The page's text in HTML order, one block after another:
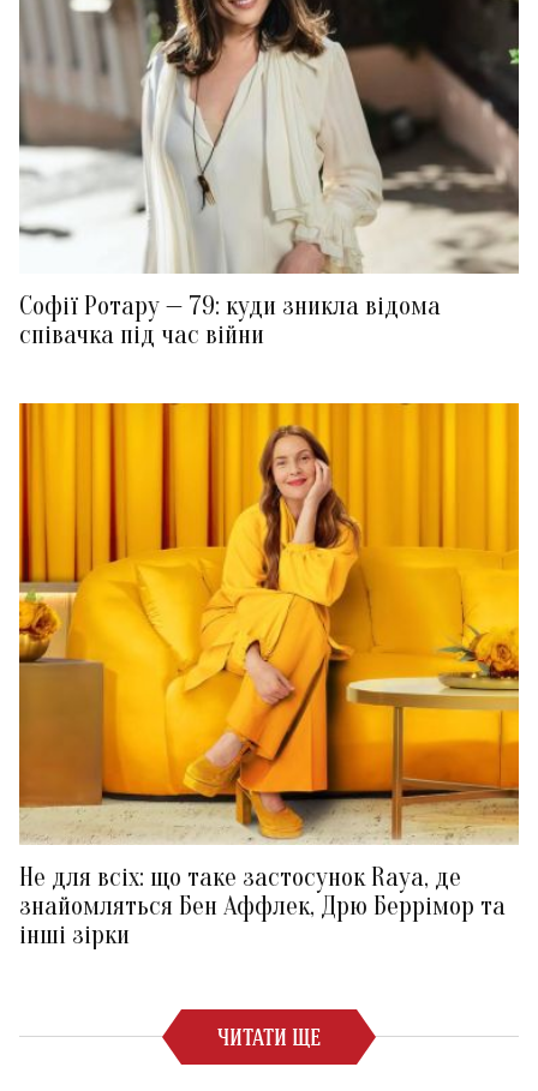
Софії Ротару — 79: куди зникла відома
співачка під час війни
Не для всіх: що таке застосунок Raya, де
знайомляться Бен Аффлек, Дрю Беррімор та
інші зірки
ЧИТАТИ ЩЕ